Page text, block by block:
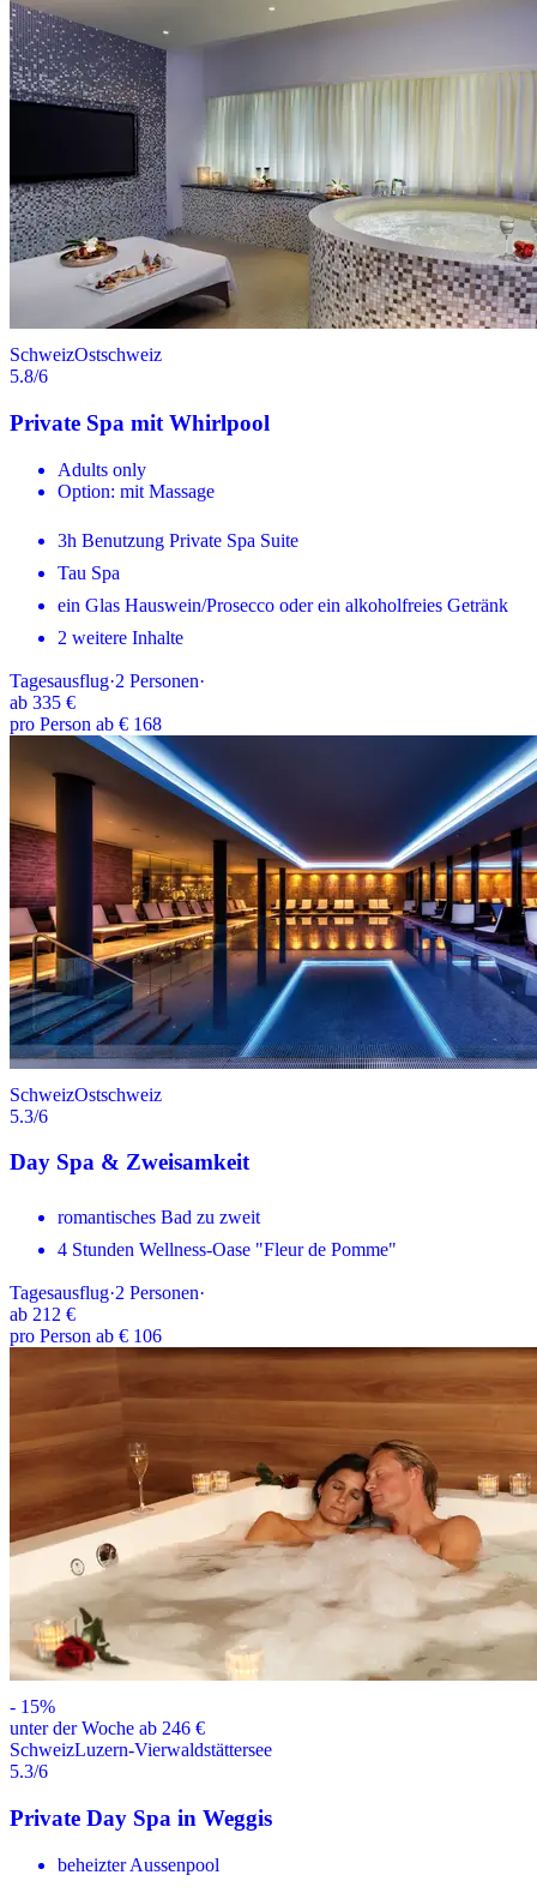
SchweizOstschweiz
5.8/6
Private Spa mit Whirlpool
Adults only
Option: mit Massage
3h Benutzung Private Spa Suite
Tau Spa
ein Glas Hauswein/Prosecco oder ein alkoholfreies Getränk
2 weitere Inhalte
Tagesausflug·2 Personen·
ab 335 €
pro Person ab € 168
SchweizOstschweiz
5.3/6
Day Spa & Zweisamkeit
romantisches Bad zu zweit
4 Stunden Wellness-Oase "Fleur de Pomme"
Tagesausflug·2 Personen·
ab 212 €
pro Person ab € 106
- 15%
unter der Woche ab 246 €
SchweizLuzern-Vierwaldstättersee
5.3/6
Private Day Spa in Weggis
beheizter Aussenpool